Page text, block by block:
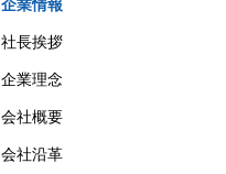
企業情報
社長挨拶
企業理念
会社概要
会社沿革